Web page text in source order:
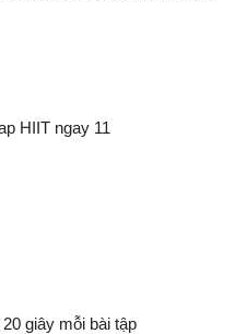
giây mỗi bài tập